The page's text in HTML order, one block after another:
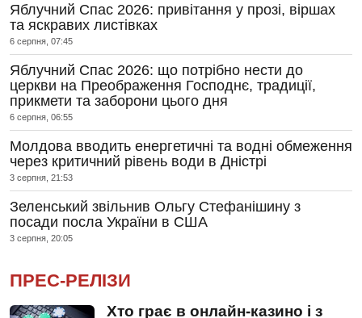
Яблучний Спас 2026: привітання у прозі, віршах
та яскравих листівках
6 серпня, 07:45
Яблучний Спас 2026: що потрібно нести до
церкви на Преображення Господнє, традиції,
прикмети та заборони цього дня
6 серпня, 06:55
Молдова вводить енергетичні та водні обмеження
через критичний рівень води в Дністрі
3 серпня, 21:53
Зеленський звільнив Ольгу Стефанішину з
посади посла України в США
3 серпня, 20:05
ПРЕС-РЕЛІЗИ
Хто грає в онлайн-казино і з